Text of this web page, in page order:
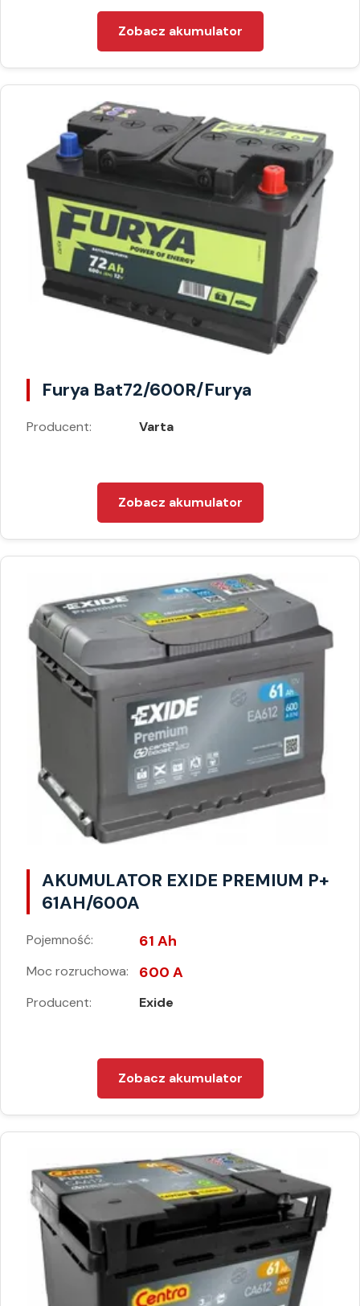
Zobacz akumulator
Furya Bat72/600R/Furya
Producent: Varta
Zobacz akumulator
AKUMULATOR EXIDE PREMIUM P+
61AH/600A
Pojemność: 61 Ah
Moc rozruchowa: 600 A
Producent: Exide
Zobacz akumulator